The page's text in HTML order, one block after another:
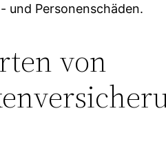
und Personenschäden.
von